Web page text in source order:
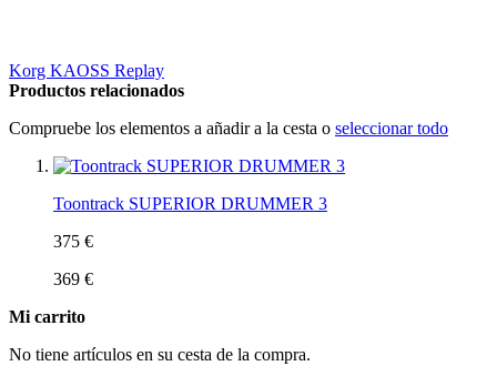
Korg KAOSS Replay
Productos relacionados
Compruebe los elementos a añadir a la cesta o seleccionar todo
Toontrack SUPERIOR DRUMMER 3
375 €
369 €
Mi carrito
No tiene artículos en su cesta de la compra.